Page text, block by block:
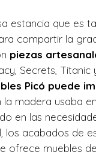
que es
compartir la
piezas
Secrets,
Picó puede
madera usaba
en las
acabados de
ofrece muebles